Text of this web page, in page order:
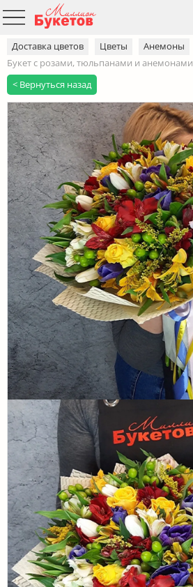
Доставка цветов Цветы
Анемоны
Букет с розами, тюльпанами и анемонами
< Вернуться назад